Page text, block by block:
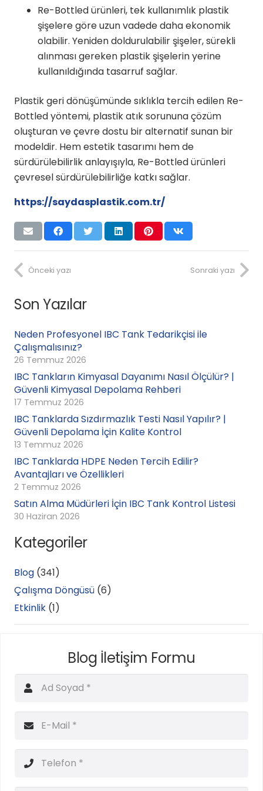
Re-Bottled ürünleri, tek kullanımlık plastik
şişelere göre uzun vadede daha ekonomik
olabilir. Yeniden doldurulabilir şişeler, sürekli
alınması gereken plastik şişelerin yerine
kullanıldığında tasarruf sağlar.
Plastik geri dönüşümünde sıklıkla tercih edilen Re-
Bottled yöntemi, plastik atık sorununa çözüm
oluşturan ve çevre dostu bir alternatif sunan bir
modeldir. Hem estetik tasarımı hem de
sürdürülebilirlik anlayışıyla, Re-Bottled ürünleri
çevresel sürdürülebilirliğe katkı sağlar.
https://saydasplastik.com.tr/
Önceki yazı Sonraki yazı
Son Yazılar
Neden Profesyonel IBC Tank Tedarikçisi ile
Çalışmalısınız?
26 Temmuz 2026
IBC Tankların Kimyasal Dayanımı Nasıl Ölçülür? |
Güvenli Kimyasal Depolama Rehberi
17 Temmuz 2026
IBC Tanklarda Sızdırmazlık Testi Nasıl Yapılır? |
Güvenli Depolama İçin Kalite Kontrol
13 Temmuz 2026
IBC Tanklarda HDPE Neden Tercih Edilir?
Avantajları ve Özellikleri
2 Temmuz 2026
Satın Alma Müdürleri İçin IBC Tank Kontrol Listesi
30 Haziran 2026
Kategoriler
Blog (341)
Çalışma Döngüsü (6)
Etkinlik (1)
Blog İletişim Formu